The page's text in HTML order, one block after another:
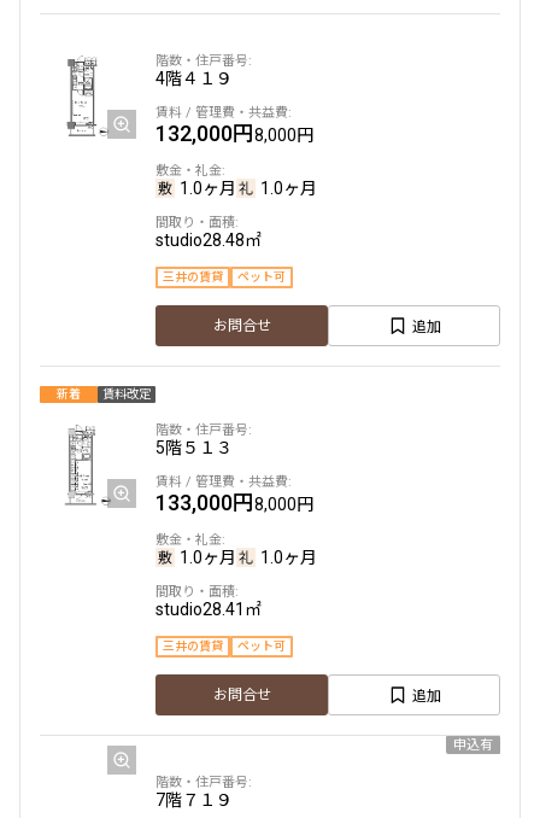
4階４１９
132,000円8,000円
1.0ヶ月 1.0ヶ月
studio28.48㎡
三井の賃貸 ペット可
お問合せ 追加
新着 賃料改定
5階５１３
133,000円8,000円
1.0ヶ月 1.0ヶ月
studio28.41㎡
三井の賃貸 ペット可
お問合せ 追加
申込有
7階７１９